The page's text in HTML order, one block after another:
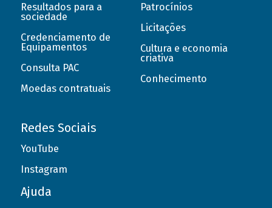
Resultados para a
sociedade
Credenciamento de
Equipamentos
Consulta PAC
Moedas contratuais
Patrocínios
Licitações
Cultura e economia
criativa
Conhecimento
Redes Sociais
YouTube
Instagram
Ajuda